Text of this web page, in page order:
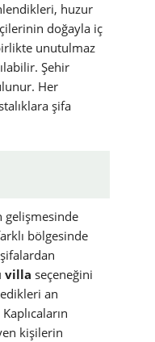
huzur
doğayla iç
unutulmaz
Şehir
Her
şifa
gelişmesinde
bölgesinde
villa seçeneğini
an
kişilerin